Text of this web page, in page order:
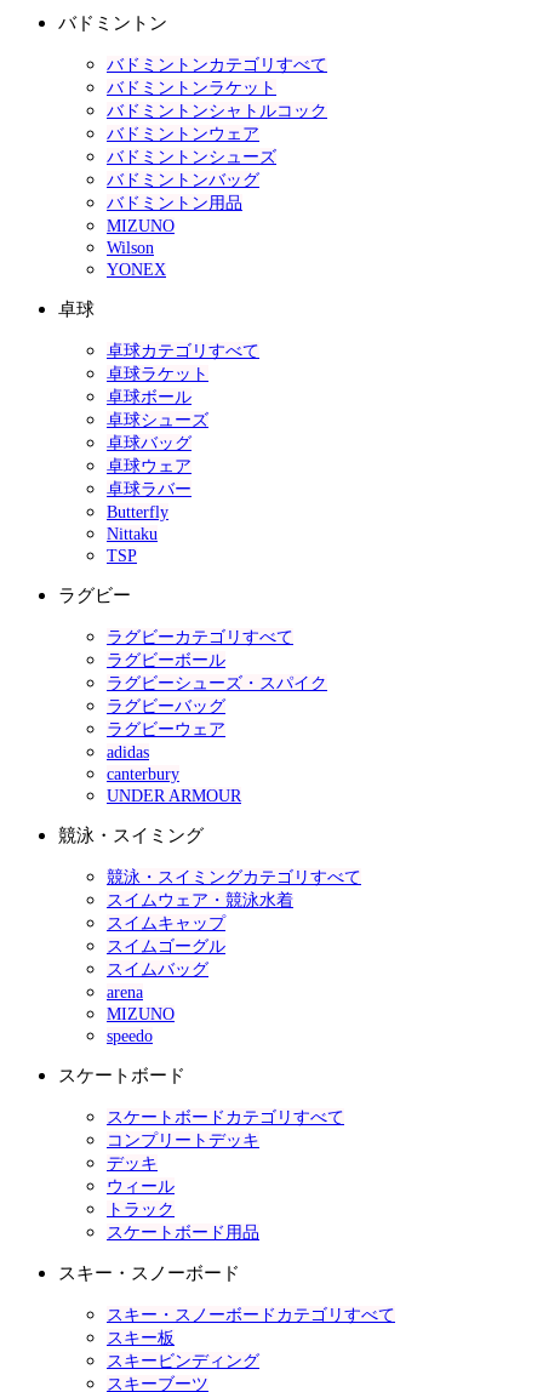
バドミントン
バドミントンカテゴリすべて
バドミントンラケット
バドミントンシャトルコック
バドミントンウェア
バドミントンシューズ
バドミントンバッグ
バドミントン用品
MIZUNO
Wilson
YONEX
卓球
卓球カテゴリすべて
卓球ラケット
卓球ボール
卓球シューズ
卓球バッグ
卓球ウェア
卓球ラバー
Butterfly
Nittaku
TSP
ラグビー
ラグビーカテゴリすべて
ラグビーボール
ラグビーシューズ・スパイク
ラグビーバッグ
ラグビーウェア
adidas
canterbury
UNDER ARMOUR
競泳・スイミング
競泳・スイミングカテゴリすべて
スイムウェア・競泳水着
スイムキャップ
スイムゴーグル
スイムバッグ
arena
MIZUNO
speedo
スケートボード
スケートボードカテゴリすべて
コンプリートデッキ
デッキ
ウィール
トラック
スケートボード用品
スキー・スノーボード
スキー・スノーボードカテゴリすべて
スキー板
スキービンディング
スキーブーツ